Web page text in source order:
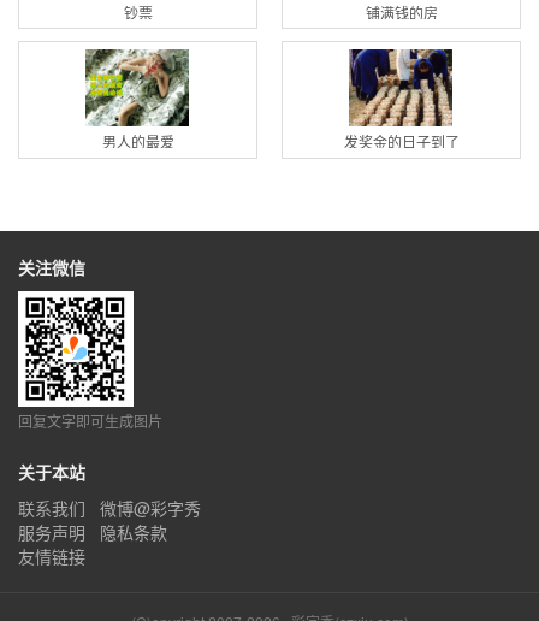
钞票 铺满钱的房
男人的最爱 发奖金的日子到了
关注微信
回复文字即可生成图片
关于本站
联系我们
微博@彩字秀
服务声明
隐私条款
友情链接